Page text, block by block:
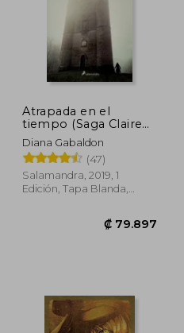
Atrapada en el
tiempo (Saga Claire
Randall 2)
Diana Gabaldon
(47)
Salamandra, 2019, 1
Edición, Tapa Blanda,